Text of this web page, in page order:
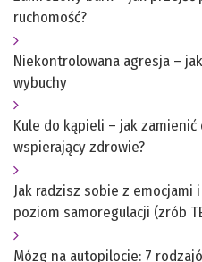
ruchomość?
Niekontrolowana agresja –
wybuchy
Kule do kąpieli – jak
wspierający zdrowie?
Jak radzisz sobie z emocjami
poziom samoregulacji (zrób
Mózg na autopilocie: 7